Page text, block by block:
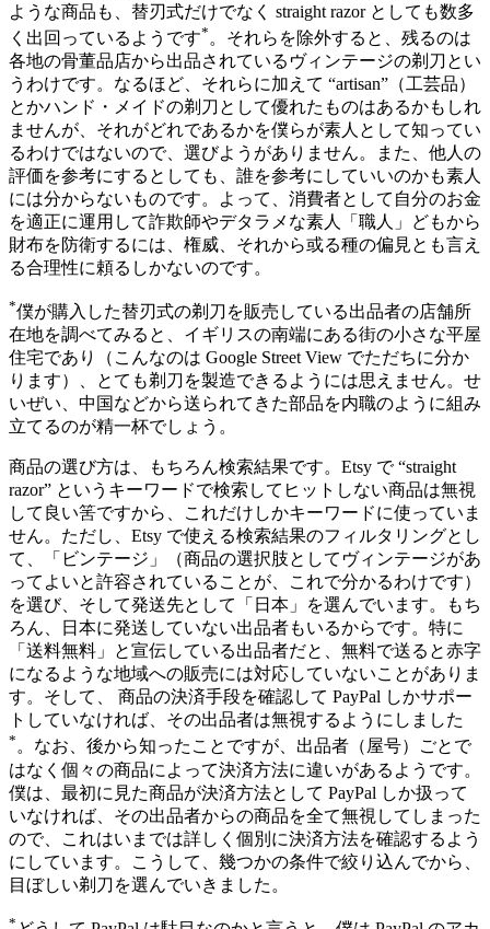
ような商品も、替刃式だけでなく straight razor としても数多
く出回っているようです* 。それらを除外すると、残るのは
各地の骨董品店から出品されているヴィンテージの剃刀とい
うわけです。なるほど、それらに加えて “artisan”（工芸品）
とかハンド・メイドの剃刀として優れたものはあるかもしれ
ませんが、それがどれであるかを僕らが素人として知ってい
るわけではないので、選びようがありません。また、他人の
評価を参考にするとしても、誰を参考にしていいのかも素人
には分からないものです。よって、消費者として自分のお金
を適正に運用して詐欺師やデタラメな素人「職人」どもから
財布を防衛するには、権威、それから或る種の偏見とも言え
る合理性に頼るしかないのです。
*僕が購入した替刃式の剃刀を販売している出品者の店舗所
在地を調べてみると、イギリスの南端にある街の小さな平屋
住宅であり（こんなのは Google Street View でただちに分か
ります）、とても剃刀を製造できるようには思えません。せ
いぜい、中国などから送られてきた部品を内職のように組み
立てるのが精一杯でしょう。
商品の選び方は、もちろん検索結果です。Etsy で “straight
razor” というキーワードで検索してヒットしない商品は無視
して良い筈ですから、これだけしかキーワードに使っていま
せん。ただし、Etsy で使える検索結果のフィルタリングとし
て、「ビンテージ」（商品の選択肢としてヴィンテージがあ
ってよいと許容されていることが、これで分かるわけです）
を選び、そして発送先として「日本」を選んでいます。もち
ろん、日本に発送していない出品者もいるからです。特に
「送料無料」と宣伝している出品者だと、無料で送ると赤字
になるような地域への販売には対応していないことがありま
す。そして、 商品の決済手段を確認して PayPal しかサポー
トしていなければ、その出品者は無視するようにしました
*。なお、後から知ったことですが、出品者（屋号）ごとで
はなく個々の商品によって決済方法に違いがあるようです。
僕は、最初に見た商品が決済方法として PayPal しか扱って
いなければ、その出品者からの商品を全て無視してしまった
ので、これはいまでは詳しく個別に決済方法を確認するよう
にしています。こうして、幾つかの条件で絞り込んでから、
目ぼしい剃刀を選んでいきました。
*